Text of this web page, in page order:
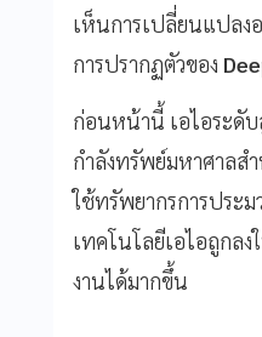
เห็นการเปลี่ยนแปลง
การปรากฏตัวของ
ก่อนหน้านี้ เอไอระดั
กำลังทรัพย์มหาศาลส
ใช้ทรัพยากรการประ
เทคโนโลยีเอไอถูกล
งานได้มากขึ้น